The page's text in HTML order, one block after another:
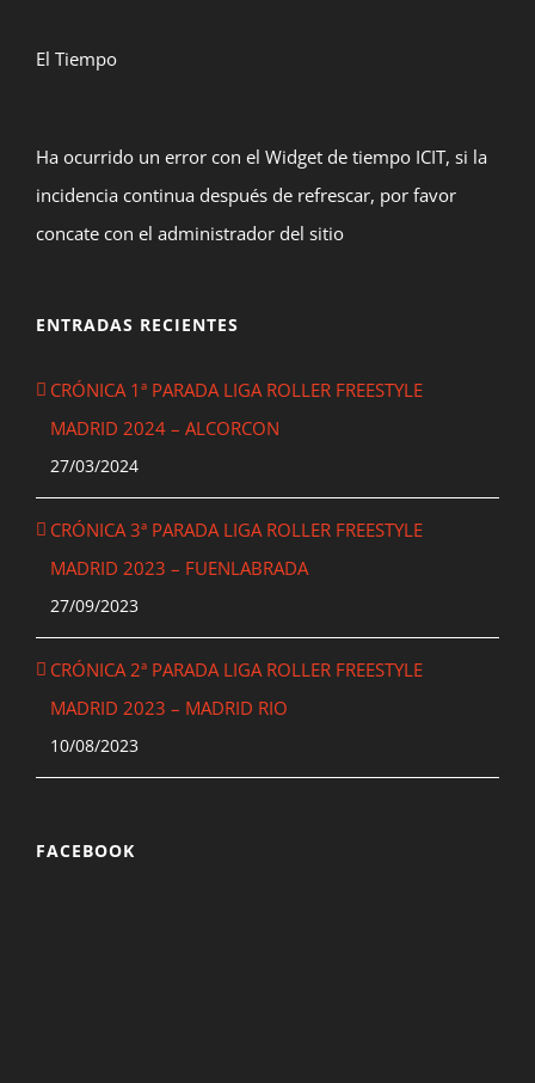
El Tiempo
Ha ocurrido un error con el Widget de tiempo ICIT, si la
incidencia continua después de refrescar, por favor
concate con el administrador del sitio
ENTRADAS RECIENTES
CRÓNICA 1ª PARADA LIGA ROLLER FREESTYLE
MADRID 2024 – ALCORCON
27/03/2024
CRÓNICA 3ª PARADA LIGA ROLLER FREESTYLE
MADRID 2023 – FUENLABRADA
27/09/2023
CRÓNICA 2ª PARADA LIGA ROLLER FREESTYLE
MADRID 2023 – MADRID RIO
10/08/2023
FACEBOOK